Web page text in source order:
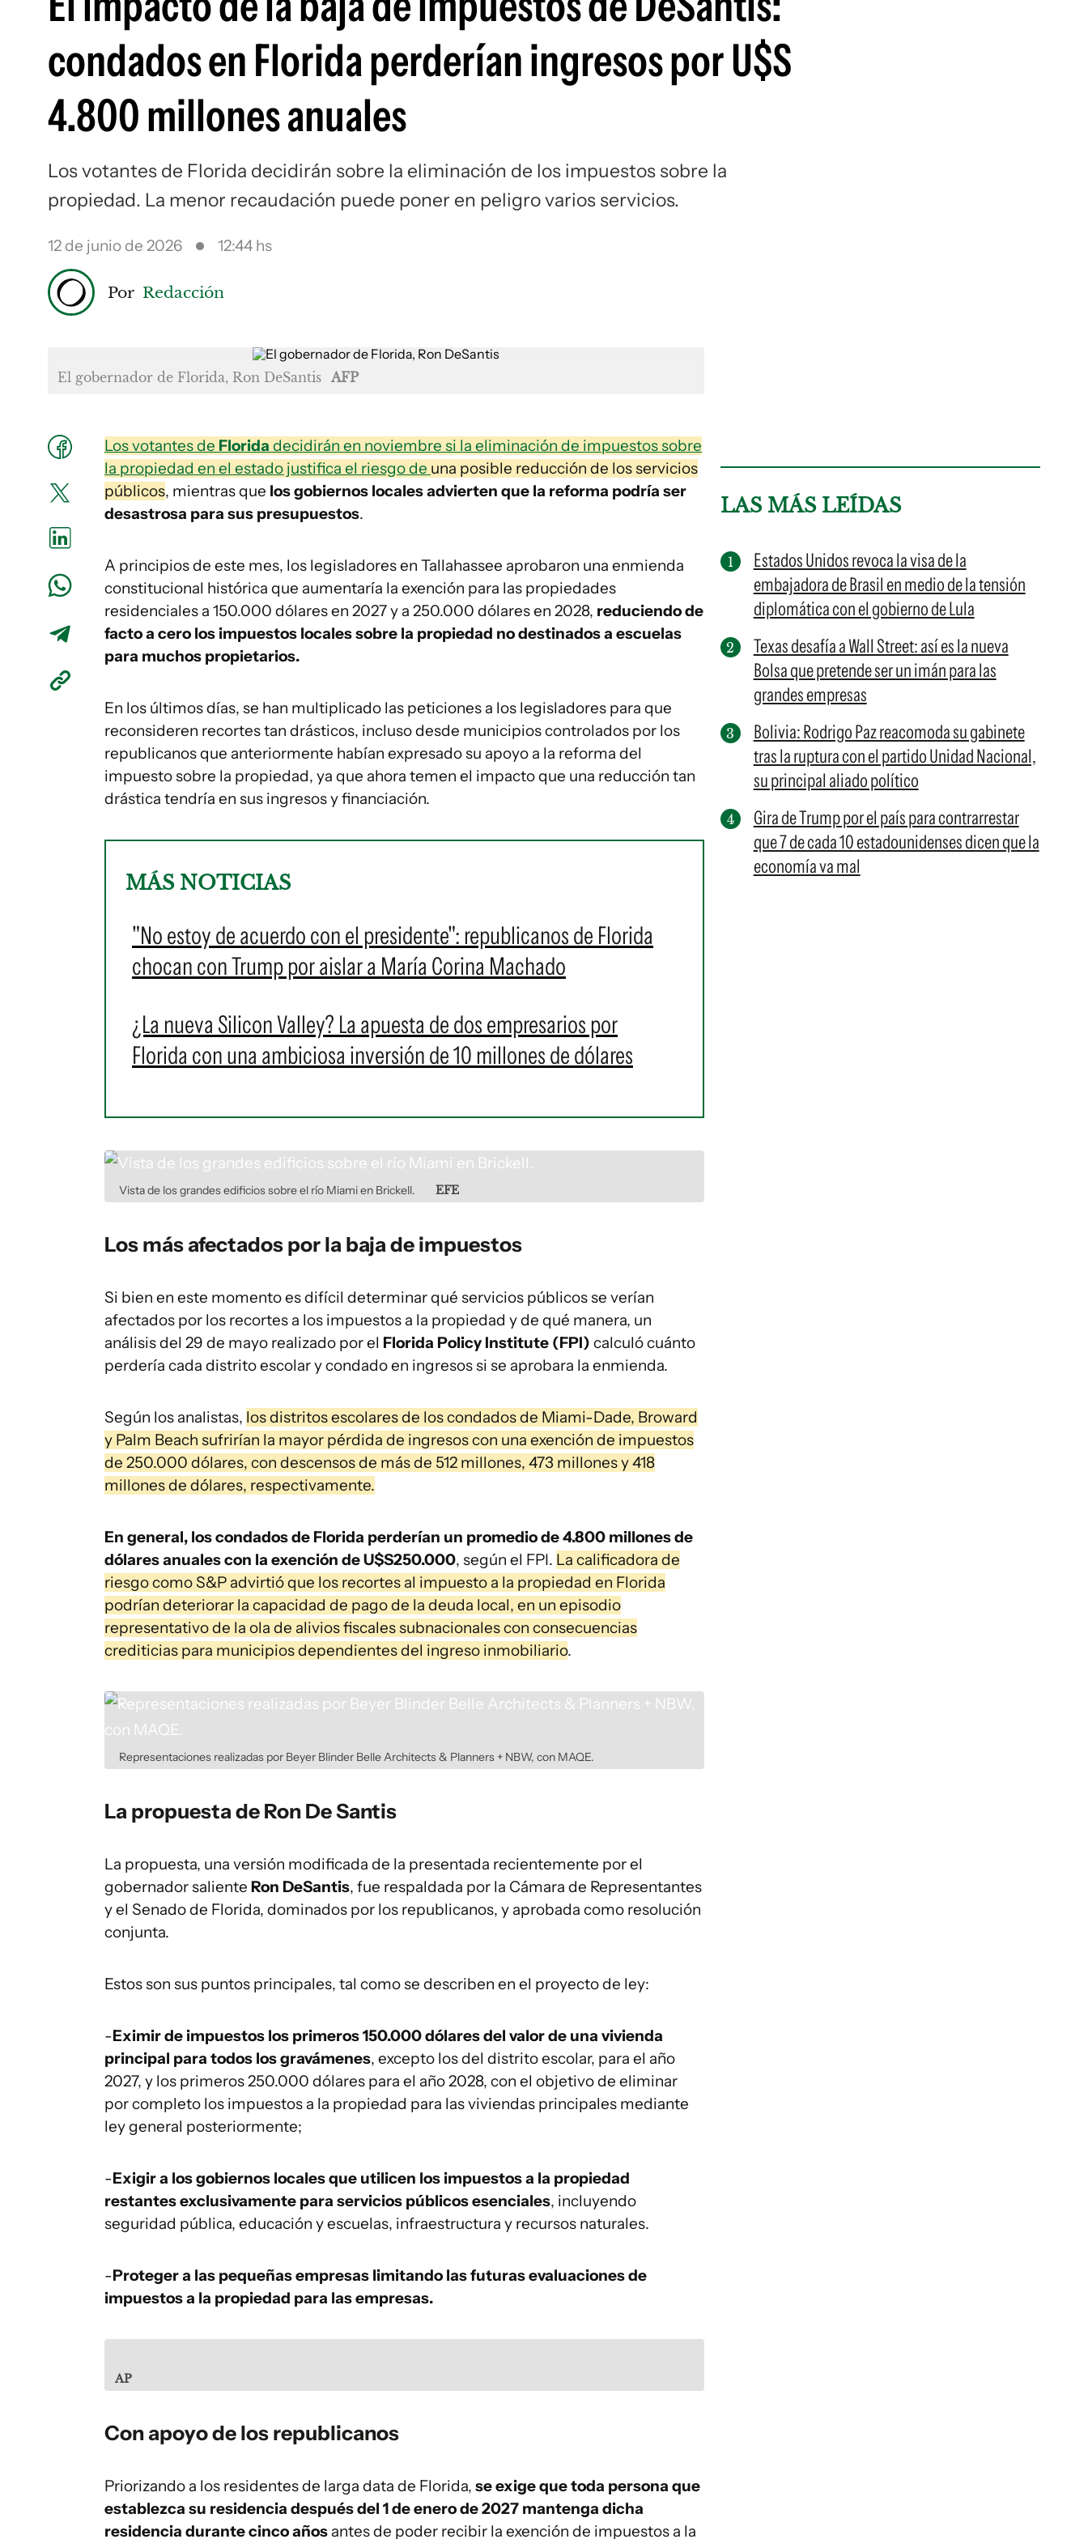
Siguenos en:
condados en Florida perderían ingresos por U$S
4.800 millones anuales
Los votantes de Florida decidirán sobre la eliminación de los impuestos sobre la
propiedad. La menor recaudación puede poner en peligro varios servicios.
12 de junio de 2026 12:44 hs
Por Redacción
El gobernador de Florida, Ron DeSantis AFP
Los votantes de Florida decidirán en noviembre si la eliminación de impuestos sobre
la propiedad en el estado justifica el riesgo de una posible reducción de los servicios
públicos, mientras que los gobiernos locales advierten que la reforma podría ser
desastrosa para sus presupuestos.
A principios de este mes, los legisladores en Tallahassee aprobaron una enmienda
constitucional histórica que aumentaría la exención para las propiedades
residenciales a 150.000 dólares en 2027 y a 250.000 dólares en 2028, reduciendo de
facto a cero los impuestos locales sobre la propiedad no destinados a escuelas
para muchos propietarios.
En los últimos días, se han multiplicado las peticiones a los legisladores para que
reconsideren recortes tan drásticos, incluso desde municipios controlados por los
republicanos que anteriormente habían expresado su apoyo a la reforma del
impuesto sobre la propiedad, ya que ahora temen el impacto que una reducción tan
drástica tendría en sus ingresos y financiación.
MÁS NOTICIAS
"No estoy de acuerdo con el presidente": republicanos de Florida
chocan con Trump por aislar a María Corina Machado
¿La nueva Silicon Valley? La apuesta de dos empresarios por
Florida con una ambiciosa inversión de 10 millones de dólares
Vista de los grandes edificios sobre el río Miami en Brickell. EFE
Los más afectados por la baja de impuestos
Si bien en este momento es difícil determinar qué servicios públicos se verían
afectados por los recortes a los impuestos a la propiedad y de qué manera, un
análisis del 29 de mayo realizado por el Florida Policy Institute (FPI) calculó cuánto
perdería cada distrito escolar y condado en ingresos si se aprobara la enmienda.
Según los analistas, los distritos escolares de los condados de Miami-Dade, Broward
y Palm Beach sufrirían la mayor pérdida de ingresos con una exención de impuestos
de 250.000 dólares, con descensos de más de 512 millones, 473 millones y 418
millones de dólares, respectivamente.
En general, los condados de Florida perderían un promedio de 4.800 millones de
dólares anuales con la exención de U$S250.000, según el FPI. La calificadora de
riesgo como S&P advirtió que los recortes al impuesto a la propiedad en Florida
podrían deteriorar la capacidad de pago de la deuda local, en un episodio
representativo de la ola de alivios fiscales subnacionales con consecuencias
crediticias para municipios dependientes del ingreso inmobiliario.
Representaciones realizadas por Beyer Blinder Belle Architects & Planners + NBW, con MAQE.
La propuesta de Ron De Santis
La propuesta, una versión modificada de la presentada recientemente por el
gobernador saliente Ron DeSantis, fue respaldada por la Cámara de Representantes
y el Senado de Florida, dominados por los republicanos, y aprobada como resolución
conjunta.
Estos son sus puntos principales, tal como se describen en el proyecto de ley:
-Eximir de impuestos los primeros 150.000 dólares del valor de una vivienda
principal para todos los gravámenes, excepto los del distrito escolar, para el año
2027, y los primeros 250.000 dólares para el año 2028, con el objetivo de eliminar
por completo los impuestos a la propiedad para las viviendas principales mediante
ley general posteriormente;
-Exigir a los gobiernos locales que utilicen los impuestos a la propiedad
restantes exclusivamente para servicios públicos esenciales, incluyendo
seguridad pública, educación y escuelas, infraestructura y recursos naturales.
-Proteger a las pequeñas empresas limitando las futuras evaluaciones de
impuestos a la propiedad para las empresas.
AP
Con apoyo de los republicanos
Priorizando a los residentes de larga data de Florida, se exige que toda persona que
establezca su residencia después del 1 de enero de 2027 mantenga dicha
residencia durante cinco años antes de poder recibir la exención de impuestos a la
LAS MÁS LEÍDAS
Estados Unidos revoca la visa de la
embajadora de Brasil en medio de la tensión
diplomática con el gobierno de Lula
Texas desafía a Wall Street: así es la nueva
Bolsa que pretende ser un imán para las
grandes empresas
Bolivia: Rodrigo Paz reacomoda su gabinete
tras la ruptura con el partido Unidad Nacional,
su principal aliado político
Gira de Trump por el país para contrarrestar
que 7 de cada 10 estadounidenses dicen que la
economía va mal